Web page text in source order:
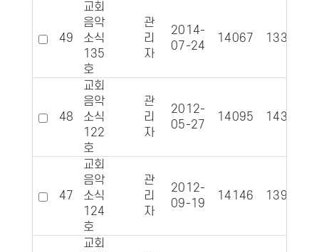
49
교회
음악
소식
135
호
관
리
자
2014-
07-24
14067 1339
48
교회
음악
소식
122
호
관
리
자
2012-
05-27
14095 1435
47
교회
음악
소식
124
호
관
리
자
2012-
09-19
14146 1392
교회